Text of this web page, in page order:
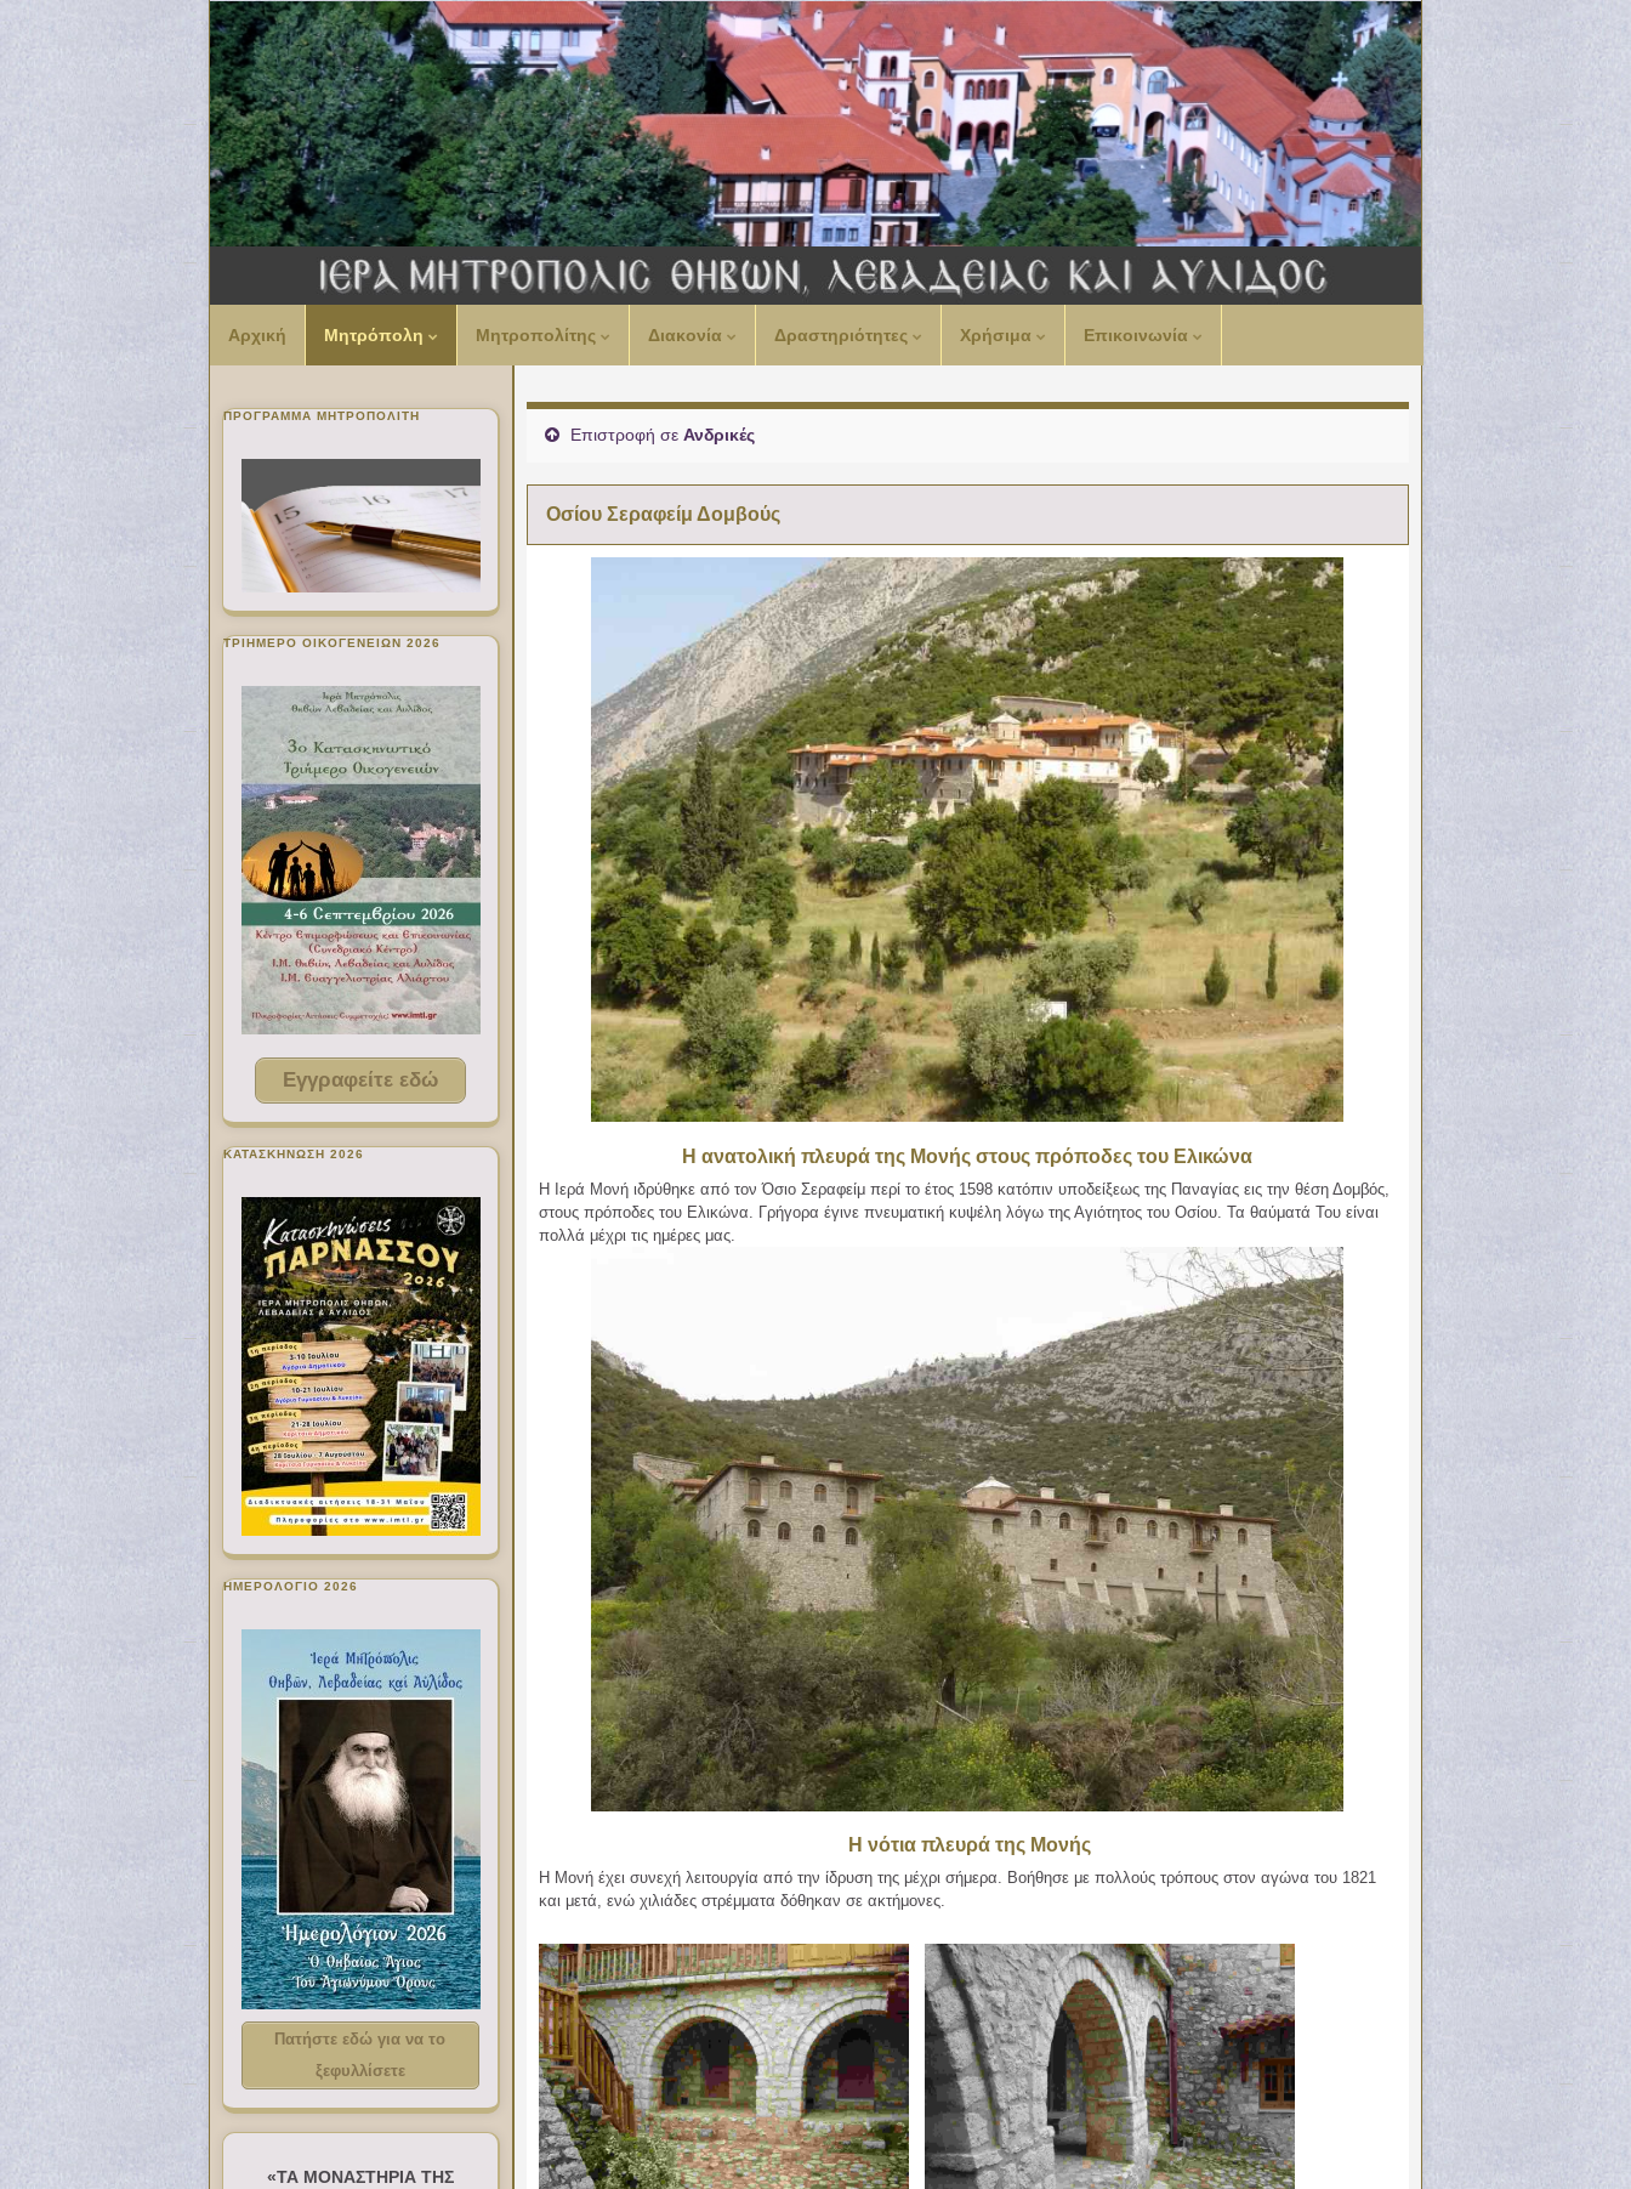
Αρχική Μητρόπολη Μητροπολίτης Διακονία Δραστηριότητες Χρήσιμα Επικοινωνία
Επιστροφή σε Ανδρικές
Οσίου Σεραφείμ Δομβούς
Η ανατολική πλευρά της Μονής στους πρόποδες του Ελικώνα
Η Ιερά Μονή ιδρύθηκε από τον Όσιο Σεραφείμ περί το έτος 1598 κατόπιν υποδείξεως της Παναγίας εις την θέση Δομβός,
στους πρόποδες του Ελικώνα. Γρήγορα έγινε πνευματική κυψέλη λόγω της Αγιότητος του Οσίου. Τα θαύματά Του είναι
πολλά μέχρι τις ημέρες μας.
Η νότια πλευρά της Μονής
Η Μονή έχει συνεχή λειτουργία από την ίδρυση της μέχρι σήμερα. Βοήθησε με πολλούς τρόπους στον αγώνα του 1821
και μετά, ενώ χιλιάδες στρέμματα δόθηκαν σε ακτήμονες.
ΠΡΌΓΡΑΜΜΑ ΜΗΤΡΟΠΟΛΊΤΗ
ΤΡΙΗΜΕΡΟ ΟΙΚΟΓΕΝΕΙΩΝ 2026
Εγγραφείτε εδώ
ΚΑΤΑΣΚΗΝΩΣΗ 2026
ΗΜΕΡΟΛΟΓΙΟ 2026
Πατήστε εδώ για να το
ξεφυλλίσετε
«ΤΑ ΜΟΝΑΣΤΗΡΙΑ ΤΗΣ